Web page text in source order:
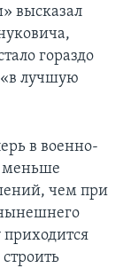
высказал
гораздо
лучшую
в военно-
меньше
чем при
приходится